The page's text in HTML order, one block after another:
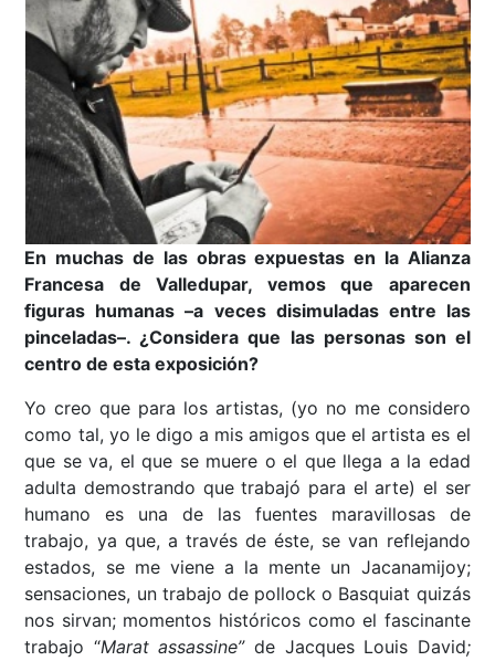
En muchas de las obras expuestas en la Alianza
Francesa de Valledupar, vemos que aparecen
figuras humanas –a veces disimuladas entre las
pinceladas–. ¿Considera que las personas son el
centro de esta exposición?
Yo creo que para los artistas, (yo no me considero
como tal, yo le digo a mis amigos que el artista es el
que se va, el que se muere o el que llega a la edad
adulta demostrando que trabajó para el arte) el ser
humano es una de las fuentes maravillosas de
trabajo, ya que, a través de éste, se van reflejando
estados, se me viene a la mente un Jacanamijoy;
sensaciones, un trabajo de pollock o Basquiat quizás
nos sirvan; momentos históricos como el fascinante
trabajo “Marat assassine”de Jacques Louis David;